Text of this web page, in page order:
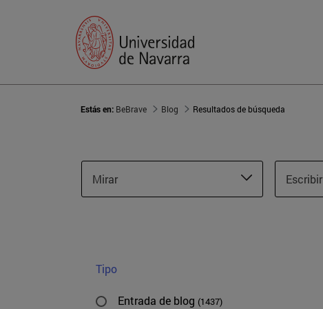
Estás en: BeBrave Blog Resultados de búsqueda
Mirar Escribir
Tipo
Entrada de blog (1437)